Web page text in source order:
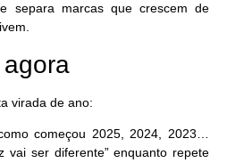
separa marcas que crescem de
virada de ano:
começou 2025, 2024, 2023…
vai ser diferente” enquanto repete